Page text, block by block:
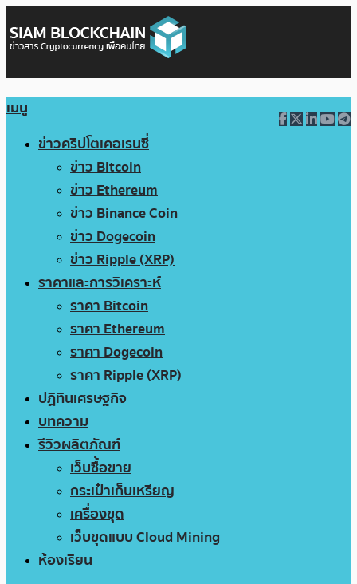
เมนู
ข่าวคริปโตเคอเรนซี่
ข่าว Bitcoin
ข่าว Ethereum
ข่าว Binance Coin
ข่าว Dogecoin
ข่าว Ripple (XRP)
ราคาและการวิเคราะห์
ราคา Bitcoin
ราคา Ethereum
ราคา Dogecoin
ราคา Ripple (XRP)
ปฏิทินเศรษฐกิจ
บทความ
รีวิวผลิตภัณฑ์
เว็บซื้อขาย
กระเป๋าเก็บเหรียญ
เครื่องขุด
เว็บขุดแบบ Cloud Mining
ห้องเรียน